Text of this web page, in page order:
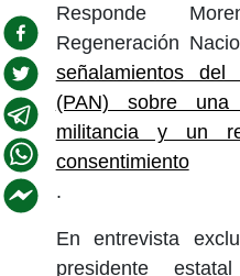
Responde
Regeneración
señalamientos
(PAN) sobre una
militancia y un
consentimiento
.
En entrevista
presidente